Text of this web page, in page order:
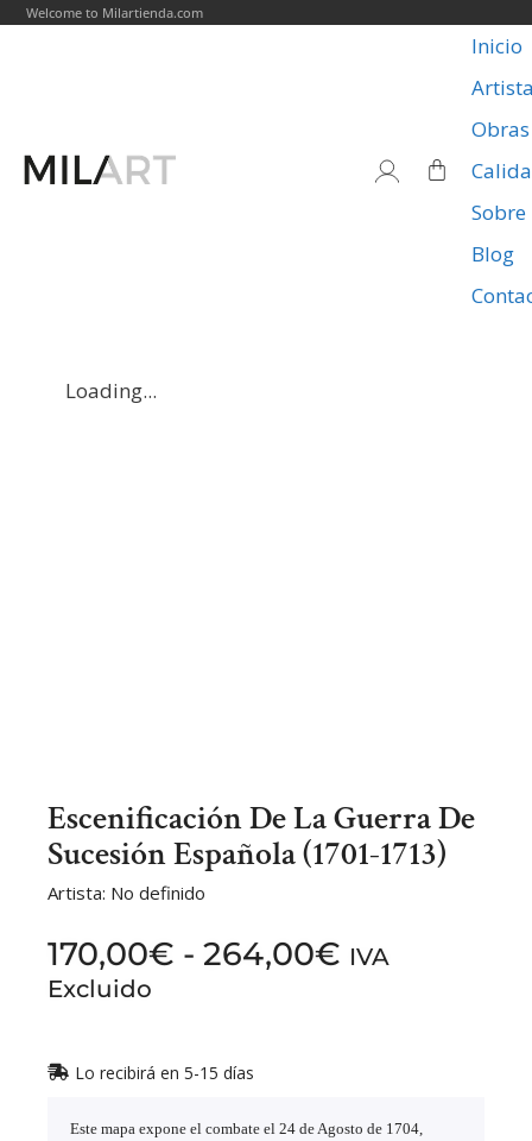
Welcome to Milartienda.com
Inicio
Obras
Blog
Loading...
Escenificación De La Guerra De
Sucesión Española (1701-1713)
Artista: No definido
170,00€ - 264,00€ IVA
Excluido
Lo recibirá en 5-15 días
Este mapa expone el combate el 24 de Agosto de 1704,